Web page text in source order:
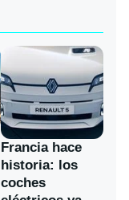
Francia hace
historia: los
coches